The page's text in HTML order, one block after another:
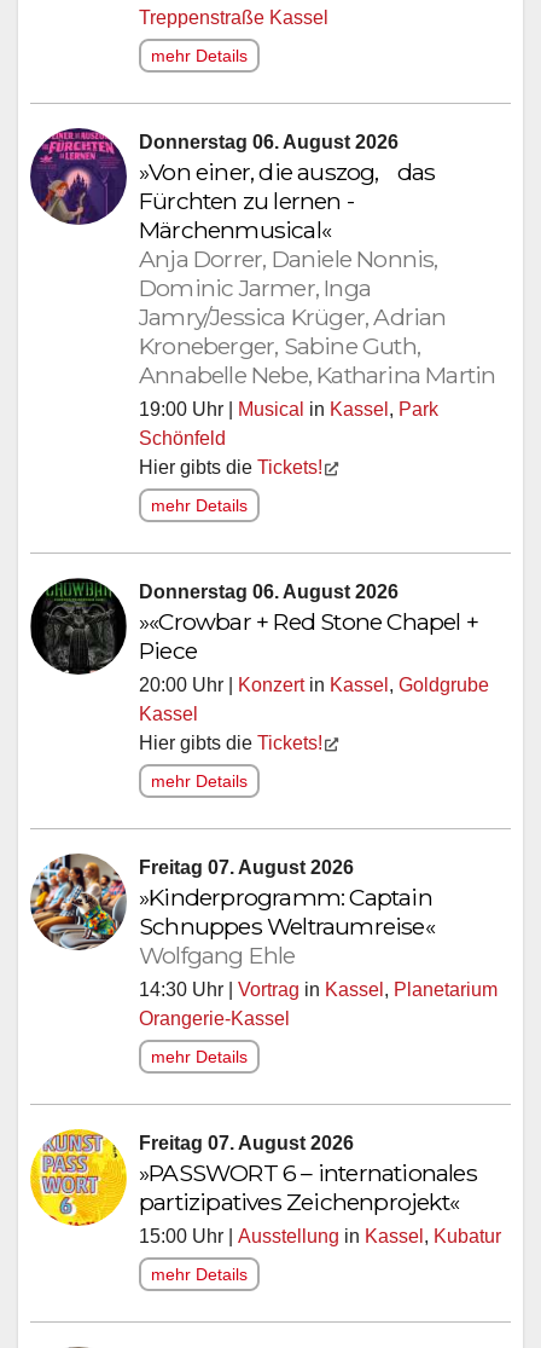
Treppenstraße Kassel
mehr Details
Donnerstag 06. August 2026
»Von einer, die auszog, das
Fürchten zu lernen -
Märchenmusical«
Anja Dorrer, Daniele Nonnis,
Dominic Jarmer, Inga
Jamry/Jessica Krüger, Adrian
Kroneberger, Sabine Guth,
Annabelle Nebe, Katharina Martin
19:00 Uhr | Musical in Kassel , Park
Schönfeld
Hier gibts die Tickets!
mehr Details
Donnerstag 06. August 2026
»«Crowbar + Red Stone Chapel +
Piece
20:00 Uhr | Konzertin Kassel , Goldgrube
Kassel
Hier gibts die Tickets!
mehr Details
Freitag 07. August 2026
»Kinderprogramm: Captain
Schnuppes Weltraumreise«
Wolfgang Ehle
14:30 Uhr | Vortrag in Kassel , Planetarium
Orangerie-Kassel
mehr Details
Freitag 07. August 2026
»PASSWORT 6 – internationales
partizipatives Zeichenprojekt«
15:00 Uhr | Ausstellung in Kassel , Kubatur
mehr Details